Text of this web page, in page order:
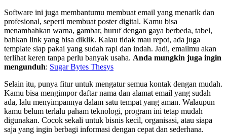
Software ini juga membantumu membuat email yang menarik dan
profesional, seperti membuat poster digital. Kamu bisa
menambahkan warna, gambar, huruf dengan gaya berbeda, tabel,
bahkan link yang bisa diklik. Kalau tidak mau repot, ada juga
template siap pakai yang sudah rapi dan indah. Jadi, emailmu akan
terlihat keren tanpa perlu banyak usaha. Anda mungkin juga ingin
mengunduh: Sugar Bytes Thesys
Selain itu, punya fitur untuk mengatur semua kontak dengan mudah.
Kamu bisa mengimpor daftar nama dan alamat email yang sudah
ada, lalu menyimpannya dalam satu tempat yang aman. Walaupun
kamu belum terlalu paham teknologi, program ini tetap mudah
digunakan. Cocok sekali untuk bisnis kecil, organisasi, atau siapa
saja yang ingin berbagi informasi dengan cepat dan sederhana.